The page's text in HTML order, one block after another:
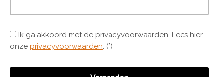
Ik ga akkoord met de privacyvoorwaarden. Lees hier
onze privacyvoorwaarden. (*)